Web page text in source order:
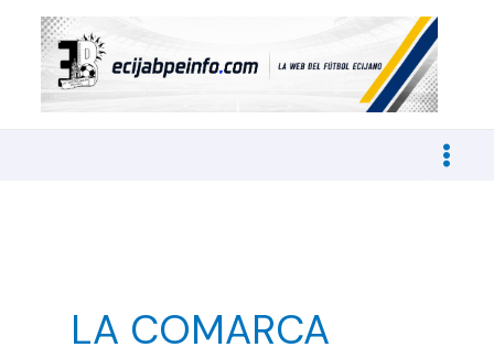
contenido
LA COMARCA